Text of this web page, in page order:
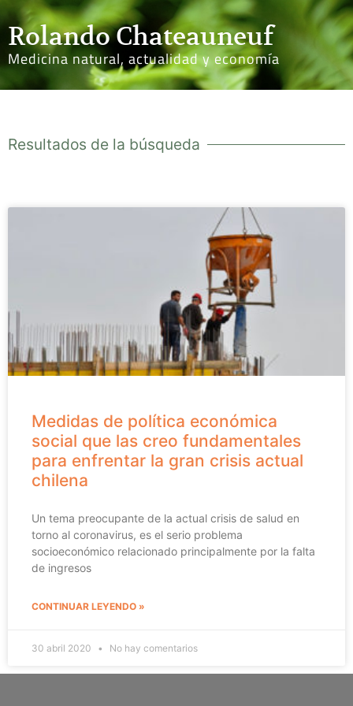
Rolando Chateauneuf
Medicina natural, actualidad y economía
Resultados de la búsqueda
Medidas de política económica
social que las creo fundamentales
para enfrentar la gran crisis actual
chilena
Un tema preocupante de la actual crisis de salud en
torno al coronavirus, es el serio problema
socioeconómico relacionado principalmente por la falta
de ingresos
CONTINUAR LEYENDO »
30 abril 2020 No hay comentarios